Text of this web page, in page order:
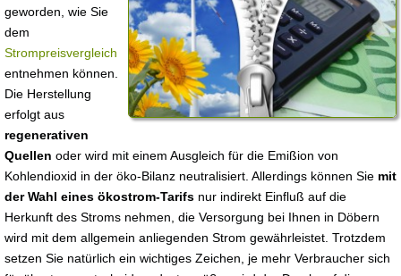
geworden, wie Sie
dem
Strompreisvergleich
entnehmen können.
Die Herstellung
erfolgt aus
regenerativen
Quellen oder wird mit einem Ausgleich für die Emißion von
Kohlendioxid in der öko-Bilanz neutralisiert. Allerdings können Sie mit
der Wahl eines ökostrom-Tarifs nur indirekt Einfluß auf die
Herkunft des Stroms nehmen, die Versorgung bei Ihnen in Döbern
wird mit dem allgemein anliegenden Strom gewährleistet. Trotzdem
setzen Sie natürlich ein wichtiges Zeichen, je mehr Verbraucher sich